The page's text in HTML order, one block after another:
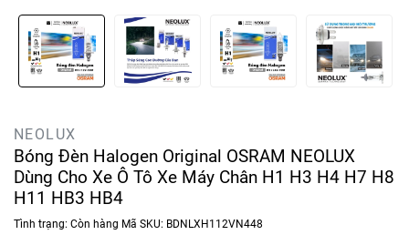
NEOLUX
Bóng Đèn Halogen Original OSRAM NEOLUX
Dùng Cho Xe Ô Tô Xe Máy Chân H1 H3 H4 H7 H8
H11 HB3 HB4
Tình trạng: Còn hàng Mã SKU: BDNLXH112VN448